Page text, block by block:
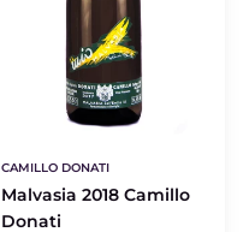
CAMILLO DONATI
Malvasia 2018 Camillo
Donati